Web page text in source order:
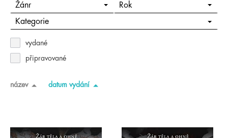
Žánr Rok
Kategorie
vydané
připravované
název datum vydání